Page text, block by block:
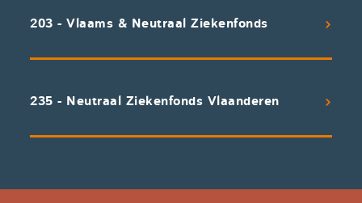
voorwaarden
uitstekend
waarvan
203 - Vlaams & Neutraal Ziekenfonds
235 - Neutraal Ziekenfonds Vlaanderen